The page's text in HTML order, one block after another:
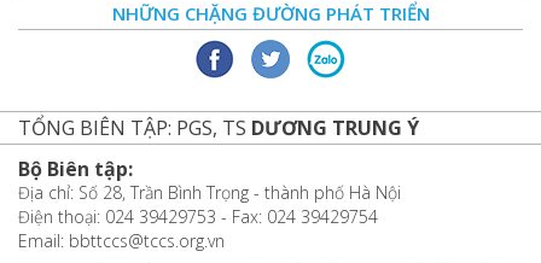
NHỮNG CHẶNG ĐƯỜNG PHÁT TRIỂN
TỔNG BIÊN TẬP: PGS, TS DƯƠNG TRUNG Ý
Bộ Biên tập:
Địa chỉ: Số 28, Trần Bình Trọng - thành phố Hà Nội
Điện thoại: 024 39429753 - Fax: 024 39429754
Email: bbttccs@tccs.org.vn